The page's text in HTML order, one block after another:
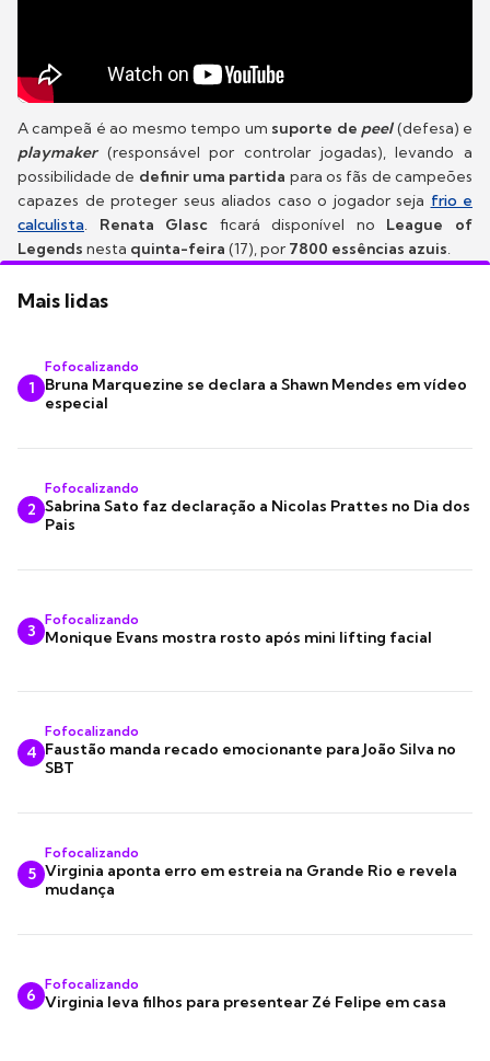
A campeã é ao mesmo tempo um suporte de peel (defesa) e
playmaker (responsável por controlar jogadas), levando a
possibilidade de definir uma partida para os fãs de campeões
capazes de proteger seus aliados caso o jogador seja frio e
calculista. Renata Glasc ficará disponível no League of
Legends nesta quinta-feira (17), por 7800 essências azuis.
Mais lidas
1
Fofocalizando
Bruna Marquezine se declara a Shawn Mendes em vídeo
especial
2
Fofocalizando
Sabrina Sato faz declaração a Nicolas Prattes no Dia dos
Pais
3
Fofocalizando
Monique Evans mostra rosto após mini lifting facial
4
Fofocalizando
Faustão manda recado emocionante para João Silva no
SBT
5
Fofocalizando
Virginia aponta erro em estreia na Grande Rio e revela
mudança
6
Fofocalizando
Virginia leva filhos para presentear Zé Felipe em casa